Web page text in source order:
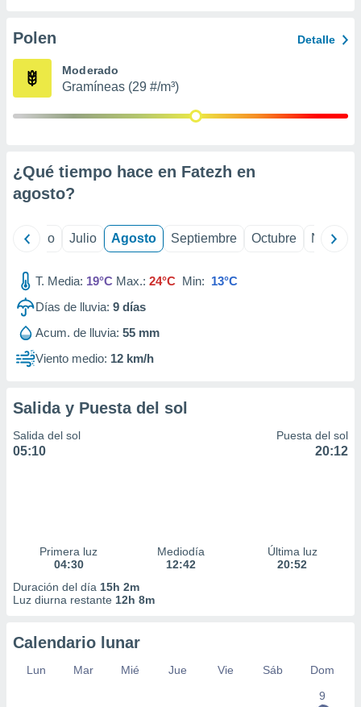
e
mediante
publicidad
publicidad
de
Polen Detalle
Moderado
Gramíneas (29 #/m³)
¿Qué tiempo hace en Fatezh en
agosto?
Junio Julio Agosto Septiembre Octubre
T. Media: 19°C Max.: 24°C Min: 13°C
Días de lluvia: 9 días
Acum. de lluvia: 55 mm
Viento medio: 12 km/h
Salida y Puesta del sol
Salida del sol
05:10
Puesta del sol
20:12
Primera luz
04:30
Mediodía
12:42
Última luz
20:52
Duración del día 15h 2m
Luz diurna restante 12h 8m
Calendario lunar
Lun Mar Mié Jue Vie Sáb
Dom
9